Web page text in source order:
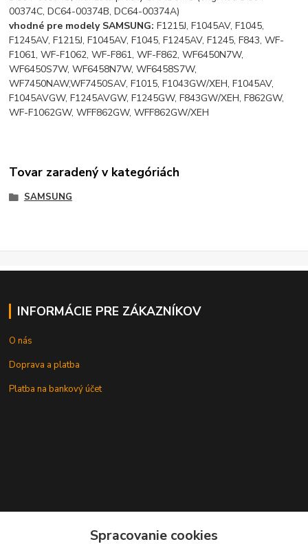
00374C, DC64-00374B, DC64-00374A)
vhodné pre modely SAMSUNG: F1215J, F1045AV, F1045,
F1245AV, F1215J, F1045AV, F1045, F1245AV, F1245, F843, WF-
F1061, WF-F1062, WF-F861, WF-F862, WF6450N7W,
WF6450S7W, WF6458N7W, WF6458S7W,
WF7450NAW,WF7450SAV, F1015, F1043GW/XEH, F1045AV,
F1045AVGW, F1245AVGW, F1245GW, F843GW/XEH, F862GW,
WF-F1062GW, WFF862GW, WFF862GW/XEH
Tovar zaradený v kategóriách
SAMSUNG
INFORMÁCIE PRE ZÁKAZNÍKOV
O nás
Doprava a platba
Platba na bankový účet
Spracovanie cookies